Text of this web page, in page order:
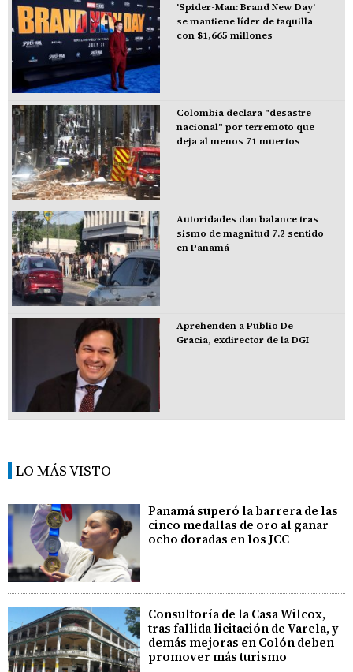
'Spider-Man: Brand New Day'
se mantiene líder de taquilla
con $1,665 millones
Colombia declara "desastre
nacional" por terremoto que
deja al menos 71 muertos
Autoridades dan balance tras
sismo de magnitud 7.2 sentido
en Panamá
Aprehenden a Publio De
Gracia, exdirector de la DGI
LO MÁS VISTO
Panamá superó la barrera de las
cinco medallas de oro al ganar
ocho doradas en los JCC
Consultoría de la Casa Wilcox,
tras fallida licitación de Varela, y
demás mejoras en Colón deben
promover más turismo